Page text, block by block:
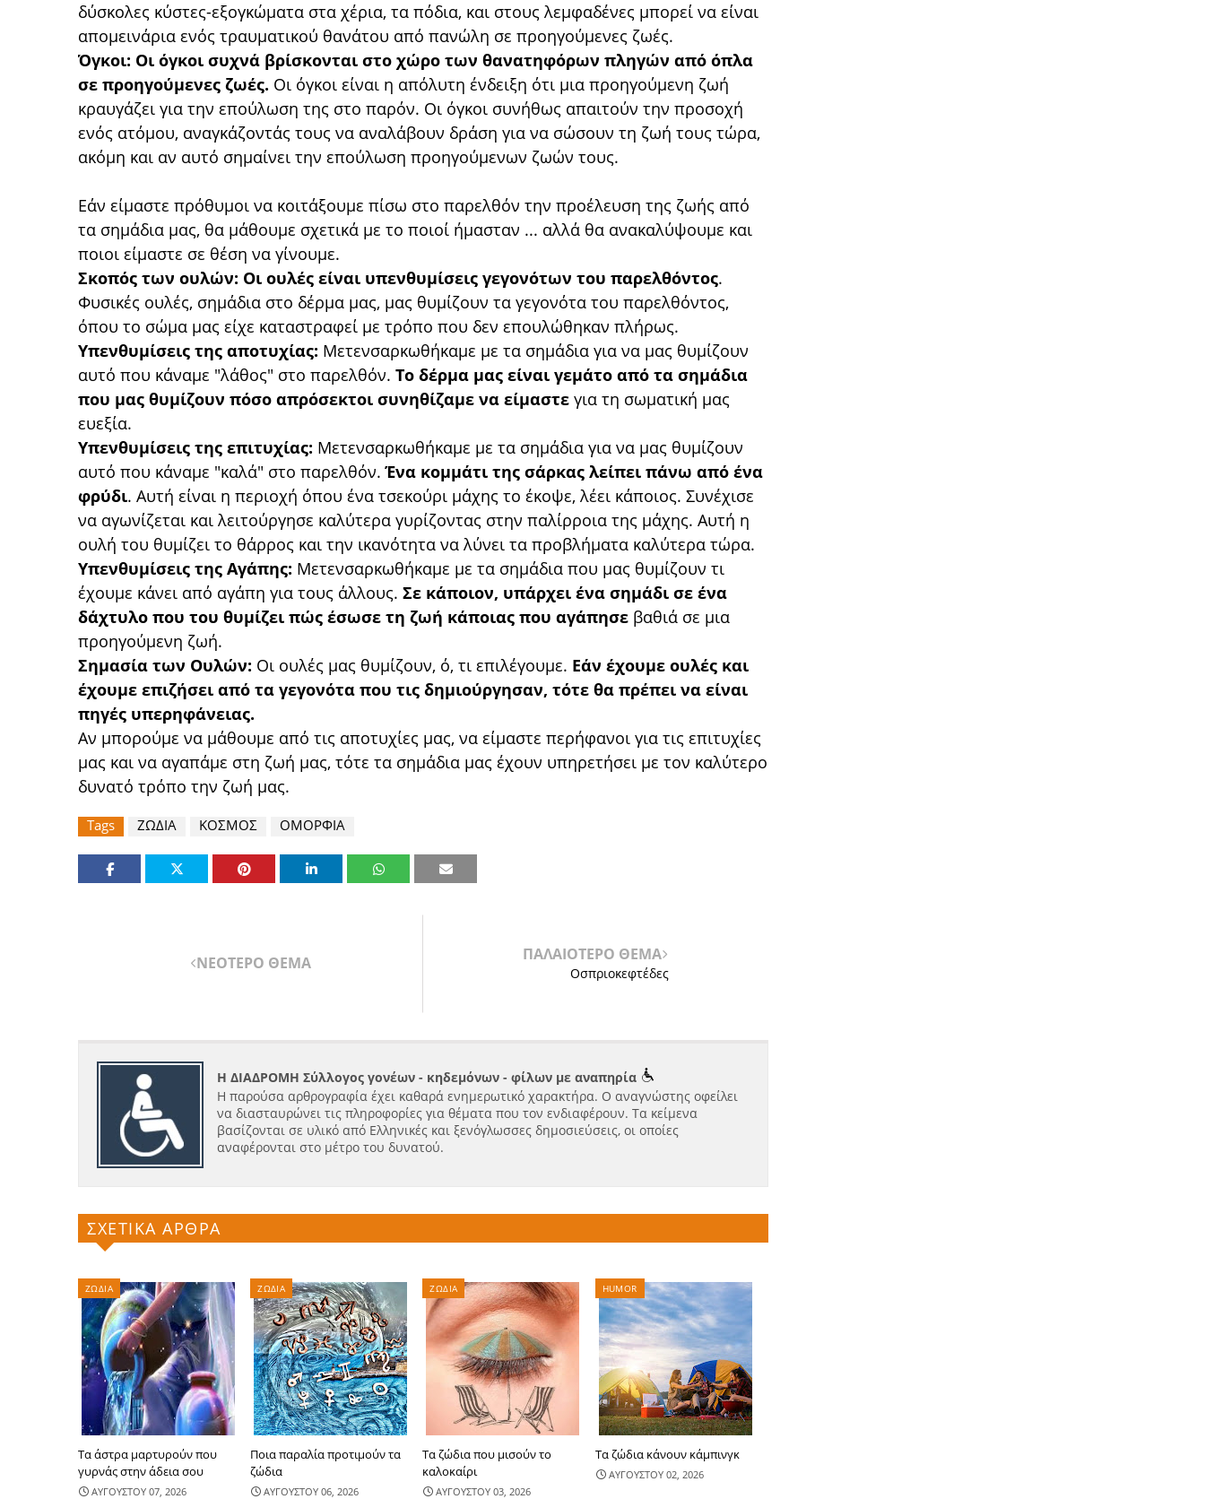
δύσκολες κύστες-εξογκώματα στα χέρια, τα πόδια, και στους λεμφαδένες μπορεί να είναι
απομεινάρια ενός τραυματικού θανάτου από πανώλη σε προηγούμενες ζωές.
Όγκοι: Οι όγκοι συχνά βρίσκονται στο χώρο των θανατηφόρων πληγών από όπλα
σε προηγούμενες ζωές. Οι όγκοι είναι η απόλυτη ένδειξη ότι μια προηγούμενη ζωή
κραυγάζει για την επούλωση της στο παρόν. Οι όγκοι συνήθως απαιτούν την προσοχή
ενός ατόμου, αναγκάζοντάς τους να αναλάβουν δράση για να σώσουν τη ζωή τους τώρα,
ακόμη και αν αυτό σημαίνει την επούλωση προηγούμενων ζωών τους.
Εάν είμαστε πρόθυμοι να κοιτάξουμε πίσω στο παρελθόν την προέλευση της ζωής από
τα σημάδια μας, θα μάθουμε σχετικά με το ποιοί ήμασταν ... αλλά θα ανακαλύψουμε και
ποιοι είμαστε σε θέση να γίνουμε.
Σκοπός των ουλών: Οι ουλές είναι υπενθυμίσεις γεγονότων του παρελθόντος.
Φυσικές ουλές, σημάδια στο δέρμα μας, μας θυμίζουν τα γεγονότα του παρελθόντος,
όπου το σώμα μας είχε καταστραφεί με τρόπο που δεν επουλώθηκαν πλήρως.
Υπενθυμίσεις της αποτυχίας: Μετενσαρκωθήκαμε με τα σημάδια για να μας θυμίζουν
αυτό που κάναμε "λάθος" στο παρελθόν. Το δέρμα μας είναι γεμάτο από τα σημάδια
που μας θυμίζουν πόσο απρόσεκτοι συνηθίζαμε να είμαστε για τη σωματική μας
ευεξία.
Υπενθυμίσεις της επιτυχίας: Μετενσαρκωθήκαμε με τα σημάδια για να μας θυμίζουν
αυτό που κάναμε "καλά" στο παρελθόν.Ένα κομμάτι της σάρκας λείπει πάνω από ένα
φρύδι. Αυτή είναι η περιοχή όπου ένα τσεκούρι μάχης το έκοψε, λέει κάποιος. Συνέχισε
να αγωνίζεται και λειτούργησε καλύτερα γυρίζοντας στην παλίρροια της μάχης. Αυτή η
ουλή του θυμίζει το θάρρος και την ικανότητα να λύνει τα προβλήματα καλύτερα τώρα.
Υπενθυμίσεις της Αγάπης: Μετενσαρκωθήκαμε με τα σημάδια που μας θυμίζουν τι
έχουμε κάνει από αγάπη για τους άλλους. Σε κάποιον, υπάρχει ένα σημάδι σε ένα
δάχτυλο που του θυμίζει πώς έσωσε τη ζωή κάποιας που αγάπησε βαθιά σε μια
προηγούμενη ζωή.
Σημασία των Ουλών: Οι ουλές μας θυμίζουν, ό, τι επιλέγουμε. Εάν έχουμε ουλές και
έχουμε επιζήσει από τα γεγονότα που τις δημιούργησαν, τότε θα πρέπει να είναι
πηγές υπερηφάνειας.
Αν μπορούμε να μάθουμε από τις αποτυχίες μας, να είμαστε περήφανοι για τις επιτυχίες
μας και να αγαπάμε στη ζωή μας, τότε τα σημάδια μας έχουν υπηρετήσει με τον καλύτερο
δυνατό τρόπο την ζωή μας.
Tags ΖΩΔΙΑ ΚΟΣΜΟΣ ΟΜΟΡΦΙΑ
ΝΕΟΤΕΡΟ ΘΕΜΑ ΠΑΛΑΙΟΤΕΡΟ ΘΕΜΑ
Οσπριοκεφτέδες
Η ΔΙΑΔΡΟΜΗ Σύλλογος γονέων - κηδεμόνων - φίλων με αναπηρία
Η παρούσα αρθρογραφία έχει καθαρά ενημερωτικό χαρακτήρα. Ο αναγνώστης οφείλει
να διασταυρώνει τις πληροφορίες για θέματα που τον ενδιαφέρουν. Τα κείμενα
βασίζονται σε υλικό από Ελληνικές και ξενόγλωσσες δημοσιεύσεις, οι οποίες
αναφέρονται στο μέτρο του δυνατού.
ΣΧΕΤΙΚΑ ΑΡΘΡΑ
ΖΩΔΙΑ
Τα άστρα μαρτυρούν που
γυρνάς στην άδεια σου
ΑΥΓΟΥΣΤΟΥ 07, 2026
ΖΩΔΙΑ
Ποια παραλία προτιμούν τα
ζώδια
ΑΥΓΟΥΣΤΟΥ 06, 2026
ΖΩΔΙΑ
Τα ζώδια που μισούν το
καλοκαίρι
ΑΥΓΟΥΣΤΟΥ 03, 2026
HUMOR
Τα ζώδια κάνουν κάμπινγκ
ΑΥΓΟΥΣΤΟΥ 02, 2026